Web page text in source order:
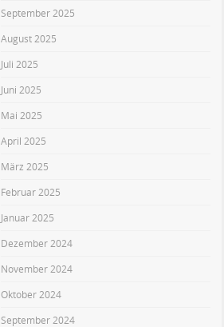
September 2025
August 2025
Juli 2025
Juni 2025
Mai 2025
April 2025
März 2025
Februar 2025
Januar 2025
Dezember 2024
November 2024
Oktober 2024
September 2024